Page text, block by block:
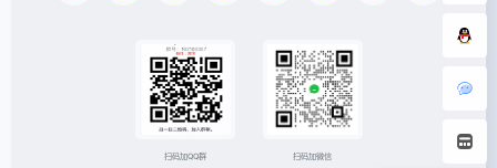
扫码加QQ群 扫码加微信